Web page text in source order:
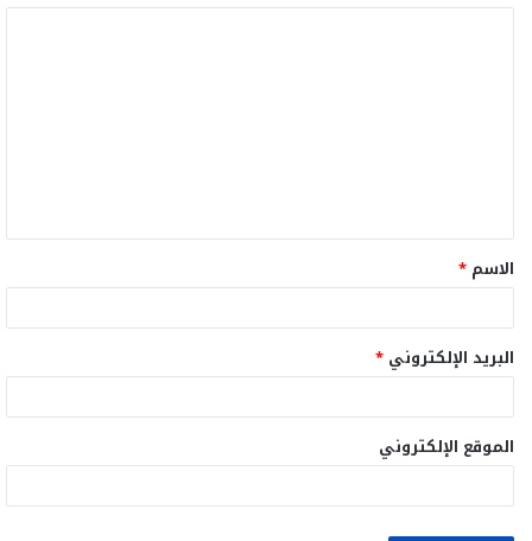
ق
*
الاسم *
البريد الإلكتروني *
الموقع الإلكتروني